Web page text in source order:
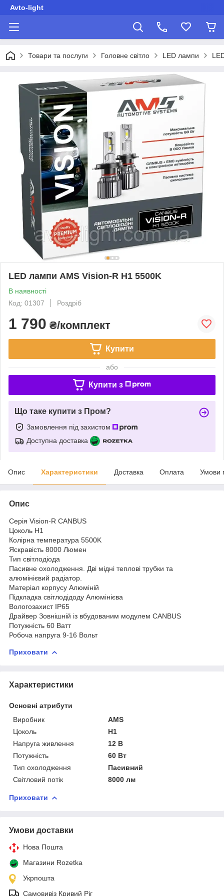
Avto-light
Товари та послуги Головне світло LED лампи
LED лампи AMS Vision-R H1 5500K
В наявності
Код: 01307
Роздріб
1 790 ₴/комплект
Купити
або
Купити з
Що таке купити з Пром?
Замовлення під захистом
Доступна доставка
Опис Характеристики Доставка Оплата Умови
Опис
Серія Vision-R CANBUS
Цоколь H1
Колірна температура 5500K
Яскравість 8000 Люмен
Тип світлодіода
Пасивне охолодження. Дві мідні теплові трубки та
алюмінієвий радіатор.
Матеріал корпусу Алюміній
Підкладка світлодідоду Алюмінієва
Вологозахист IP65
Драйвер Зовнішній із вбудованим модулем CANBUS
Потужність 60 Ватт
Робоча напруга 9-16 Вольт
Приховати
Характеристики
Основні атрибути
Виробник
AMS
Цоколь
H1
Напруга живлення
12 В
Потужність
60 Вт
Тип охолодження
Пасивний
Світловий потік
8000 лм
Приховати
Умови доставки
Нова Пошта
Магазини Rozetka
Укрпошта
Самовивіз Кривий Ріг